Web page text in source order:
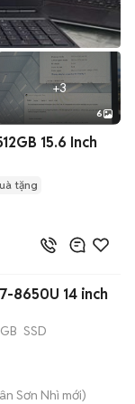
+3
6
15.6 Inch
tặng
8650U 14 inch
SSD
Sơn Nhì mới)